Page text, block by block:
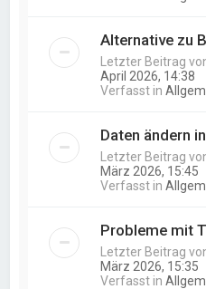
Alternative zu
Letzter Beitrag
April 2026, 14:38
Verfasst in
Daten ändern
Letzter Beitrag
März 2026, 15:45
Verfasst in
Probleme mit
Letzter Beitrag
März 2026, 15:35
Verfasst in